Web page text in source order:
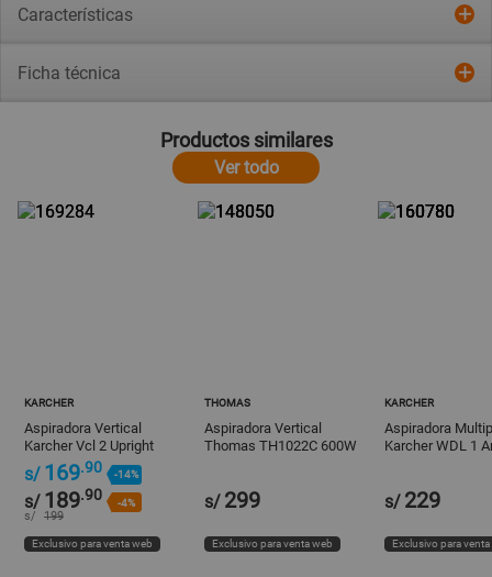
Características
Ficha técnica
Productos similares
Ver todo
KARCHER
Aspiradora Vertical
Karcher Vcl 2 Upright
s/ 169.90 -14%
s/ 189.90 -4%
s/ 199
Exclusivo para venta web
THOMAS
Aspiradora Vertical
Thomas TH1022C 600W
s/ 299
Exclusivo para venta web
KARCHER
Aspiradora
Karcher WDL 1
s/ 229
Exclusivo para